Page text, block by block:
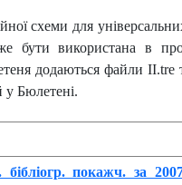
схеми для
використана в
додаються файли
у Бюлетені.
бібліогр. покажч. за